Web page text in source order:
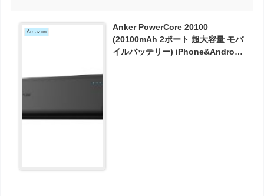
Amazon
Anker PowerCore 20100
(20100mAh 2ポート 超大容量 モバ
イルバッテリー) iPhone&Android